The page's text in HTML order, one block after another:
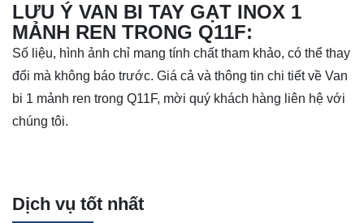
LƯU Ý VAN BI TAY GẠT INOX 1
MẢNH REN TRONG Q11F:
Số liệu, hình ảnh chỉ mang tính chất tham khảo, có thể thay
đổi mà không báo trước. Giá cả và thông tin chi tiết về Van
bi 1 mảnh ren trong Q11F, mời quý khách hàng liên hệ với
chúng tôi.
Dịch vụ tốt nhất